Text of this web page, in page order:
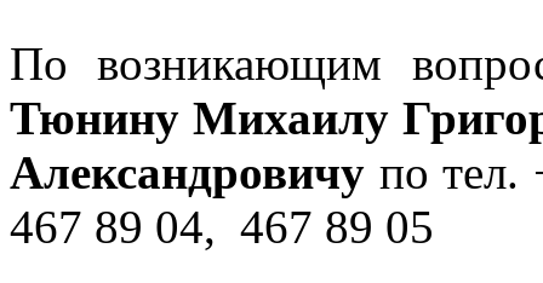
По возникающим
Тюнину Михаилу
Александровичу по
467 89 04, 467 89 05